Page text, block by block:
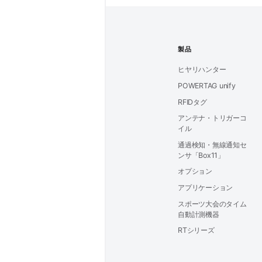
製品
ヒヤリハンター
POWERTAG unify
RFIDタグ
アンテナ・トリガーコ
イル
通過検知・無線通知セ
ンサ「Box11」
オプション
アプリケーション
スポーツ大会のタイム
自動計測機器
RTシリーズ